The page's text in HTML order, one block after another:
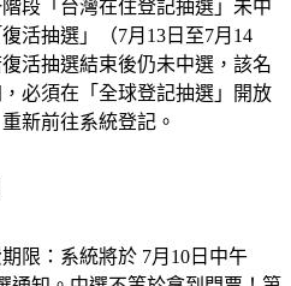
段「台灣在住登記抽選」未中
活抽選」（7月13日至7月14
活抽選結束後仍未中選，該名
必須在「全球登記抽選」開放
重新前往系統登記 。
限： 系統將於 7月10日中午